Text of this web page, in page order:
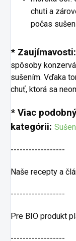
chuti a
počas
* Zaujímavosti:
spôsoby
sušením. Vďaka
chuť, ktorá sa
* Viac
kategórii:
------------------
Naše recepty a
------------------
Pre BIO produkt
------------------